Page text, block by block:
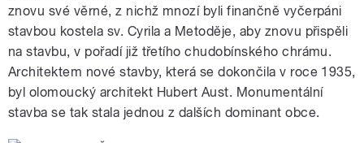
znovu své věrné, z nichž mnozí byli finančně vyčerpáni
stavbou kostela sv. Cyrila a Metoděje, aby znovu přispěli
na stavbu, v pořadí již třetího chudobínského chrámu.
Architektem nové stavby, která se dokončila v roce 1935,
byl olomoucký architekt Hubert Aust. Monumentální
stavba se tak stala jednou z dalších dominant obce.